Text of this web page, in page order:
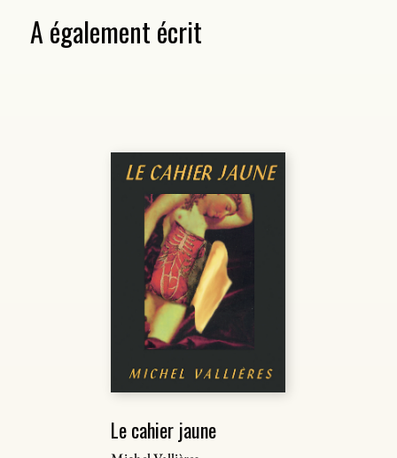
A également écrit
Le cahier jaune